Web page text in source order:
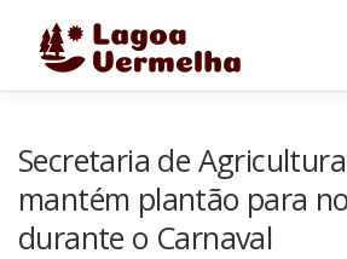
FALE CONOSCO
Secretaria de
mantém plantão para
durante o Carnaval